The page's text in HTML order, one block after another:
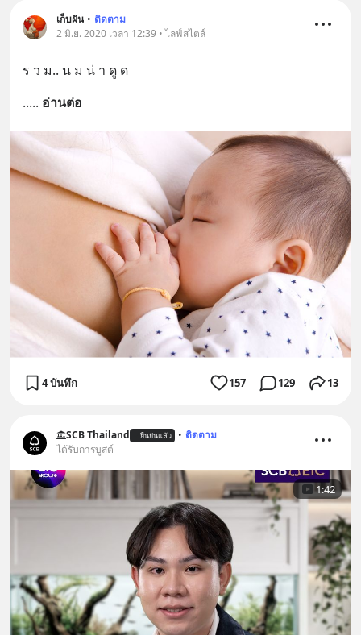
เก็บฝัน • ติดตาม
2 มิ.ย. 2020 เวลา 12:39 • ไลฟ์สไตล์
ร ว ม.. น ม น่ า ดู ด
..... อ่านต่อ
4 บันทึก 157 129 13
SCB Thailand ยืนยันแล้ว • ติดตาม
ได้รับการบูสต์
1:42